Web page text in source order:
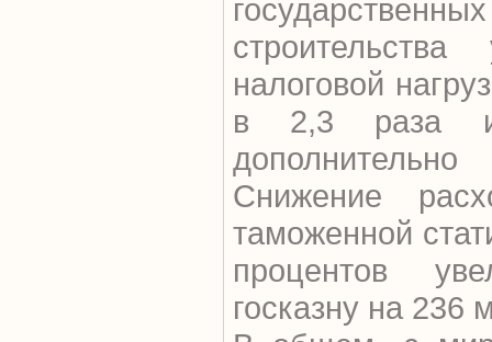
налоговой
в 2,3 раза
Снижение
таможенной
процентов
госказну на 236